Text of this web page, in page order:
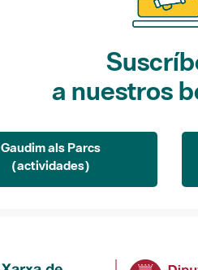
a nuestros
Gaudim als Parcs
(actividades)